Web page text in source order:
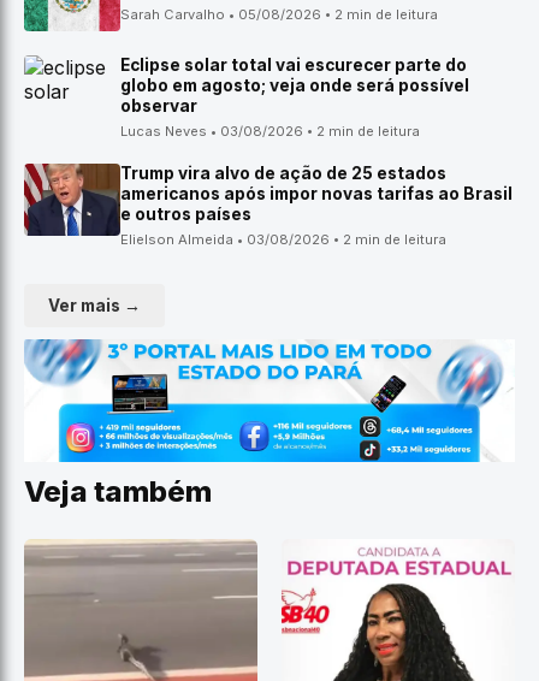
Sarah Carvalho • 05/08/2026 • 2 min de leitura
Eclipse solar total vai escurecer parte do
globo em agosto; veja onde será possível
observar
Lucas Neves • 03/08/2026 • 2 min de leitura
Trump vira alvo de ação de 25 estados
americanos após impor novas tarifas ao Brasil
e outros países
Elielson Almeida • 03/08/2026 • 2 min de leitura
Ver mais →
Veja também